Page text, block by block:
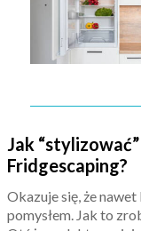
Jak
Fridgescaping?
Okazuje się, że
pomysłem. Jak to